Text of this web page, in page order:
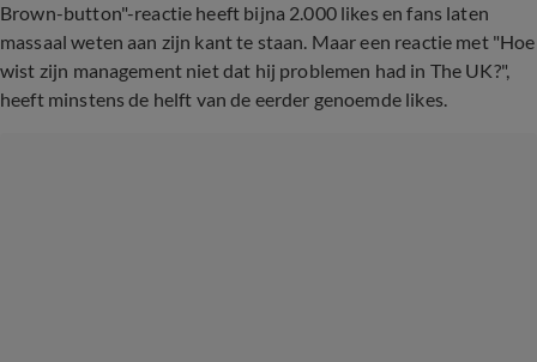
Brown-button"-reactie heeft bijna 2.000 likes en fans laten
massaal weten aan zijn kant te staan. Maar een reactie met "Hoe
wist zijn management niet dat hij problemen had in The UK?",
heeft minstens de helft van de eerder genoemde likes.